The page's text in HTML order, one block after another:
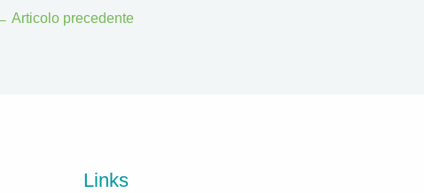
Articolo precedente
Links